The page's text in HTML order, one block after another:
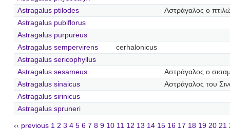
Astragalus ptilodes
Αστράγαλος ο
Astragalus pubiflorus
Astragalus purpureus
Astragalus sempervirens
cerhalonicus
Astragalus sericophyllus
Astragalus sesameus
Αστράγαλος ο
Astragalus sinaicus
Αστράγαλος του
Astragalus sirinicus
Astragalus spruneri
‹‹ previous 1 2 3 4 5 6 7 8 9 10 11 12 13 14 15 16 17 18 19 20 21